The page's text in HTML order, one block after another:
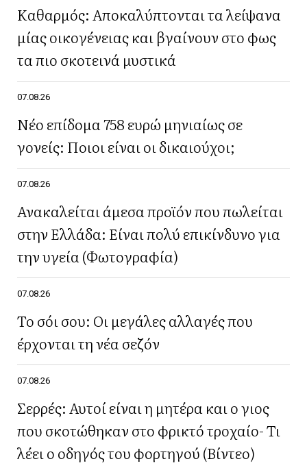
Καθαρμός: Αποκαλύπτονται τα λείψανα
μίας οικογένειας και βγαίνουν στο φως
τα πιο σκοτεινά μυστικά
07.08.26
Νέο επίδομα 758 ευρώ μηνιαίως σε
γονείς: Ποιοι είναι οι δικαιούχοι;
07.08.26
Ανακαλείται άμεσα προϊόν που πωλείται
στην Ελλάδα: Είναι πολύ επικίνδυνο για
την υγεία (Φωτογραφία)
07.08.26
Το σόι σου: Οι μεγάλες αλλαγές που
έρχονται τη νέα σεζόν
07.08.26
Σερρές: Αυτοί είναι η μητέρα και ο γιος
που σκοτώθηκαν στο φρικτό τροχαίο- Τι
λέει ο οδηγός του φορτηγού (Βίντεο)